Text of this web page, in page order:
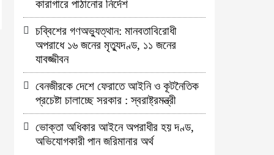
কারাগারে পাঠানোর নির্দেশ
চব্বিশের গণঅভ্যুত্থান: মানবতাবিরোধী
অপরাধে ১৬ জনের মৃত্যুদণ্ড, ১১ জনের
যাবজ্জীবন
বেনজীরকে দেশে ফেরাতে আইনি ও কূটনৈতিক
প্রচেষ্টা চালাচ্ছে সরকার : স্বরাষ্ট্রমন্ত্রী
ভোক্তা অধিকার আইনে অপরাধীর হয় দণ্ড,
অভিযোগকারী পান জরিমানার অর্থ